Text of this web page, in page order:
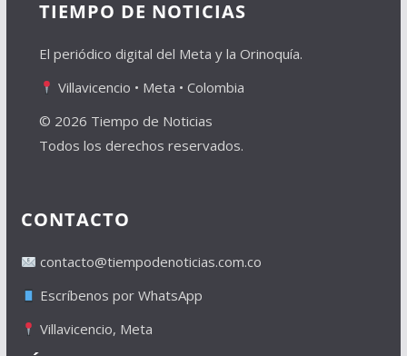
TIEMPO DE NOTICIAS
El periódico digital del Meta y la Orinoquía.
Villavicencio • Meta • Colombia
© 2026 Tiempo de Noticias
Todos los derechos reservados.
CONTACTO
contacto@tiempodenoticias.com.co
Escríbenos por WhatsApp
Villavicencio, Meta